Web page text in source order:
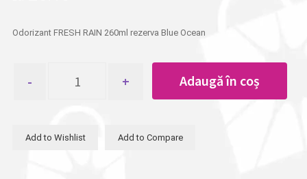
Odorizant FRESH RAIN 260ml rezerva Blue Ocean
Odorizant
rezerva
Adaugă în coș
Add to Wishlist Add to Compare